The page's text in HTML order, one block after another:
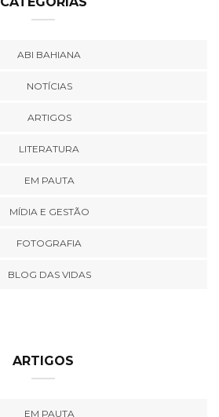
ABI BAHIANA
NOTÍCIAS
ARTIGOS
LITERATURA
EM PAUTA
MÍDIA E GESTÃO
FOTOGRAFIA
BLOG DAS VIDAS
ARTIGOS
EM PAUTA